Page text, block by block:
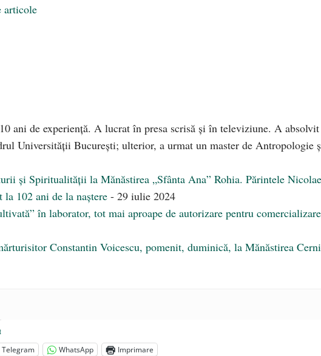
articole
ani de experiență. A lucrat în presa scrisă și în televiziune. A absolvit
Universității București; ulterior, a urmat un master de Antropologie
și Spiritualității la Mănăstirea „Sfânta Ana” Rohia. Părintele
la 102 ani de la naștere - 29 iulie 2024
în laborator, tot mai aproape de autorizare pentru
Constantin Voicescu, pomenit, duminică, la Mănăstirea
Telegram
WhatsApp Imprimare